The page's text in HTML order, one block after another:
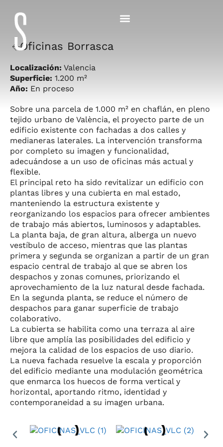
Oficinas Borrasca
Sobre una parcela de 1.000 m² en chaflán, en pleno
tejido urbano de València, el proyecto parte de un
edificio existente con fachadas a dos calles y
medianeras laterales. La intervención transforma
por completo su imagen y funcionalidad,
adecuándose a un uso de oficinas más actual y
flexible.
El principal reto ha sido revitalizar un edificio con
plantas libres y una cubierta en mal estado,
manteniendo la estructura existente y
reorganizando los espacios para ofrecer ambientes
de trabajo más abiertos, luminosos y adaptables.
La planta baja, de gran altura, alberga un nuevo
vestíbulo de acceso, mientras que las plantas
primera y segunda se organizan a partir de un gran
espacio central de trabajo al que se abren los
despachos y zonas comunes, priorizando el
aprovechamiento de la luz natural desde fachada.
En la segunda planta, se reduce el número de
despachos para ganar superficie de trabajo
colaborativo.
La cubierta se habilita como una terraza al aire
libre que amplía las posibilidades del edificio y
mejora la calidad de los espacios de uso diario.
La nueva fachada resuelve la escala y proporción
del edificio mediante una modulación geométrica
que enmarca los huecos de forma vertical y
horizontal, aportando ritmo, identidad y
contemporaneidad a su imagen urbana.
Localización: Valencia
Superficie: 1.200 m²
Año: En proceso
CONTACTO
(+34) 961 268 456
DIRECCIÓN
Avda. Corts Valencianes,
46470 Albal (Valencia)